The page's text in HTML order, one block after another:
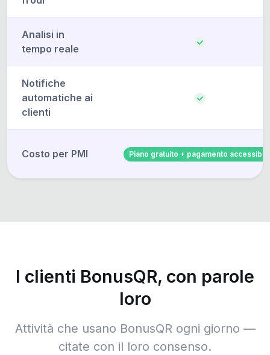
Analisi in
tempo reale
Notifiche
automatiche ai
clienti
Costo per PMI Piano gratuito + pagamento accessibile
I clienti BonusQR, con parole
loro
Attività che usano BonusQR ogni giorno —
citate con il loro consenso.